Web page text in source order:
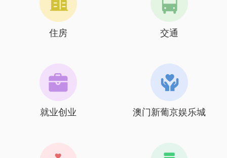
住房 交通
就业创业 澳门新葡京娱乐城